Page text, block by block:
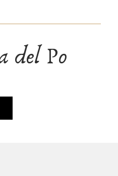
del Po